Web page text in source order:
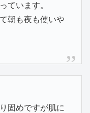
ています。
朝も夜も使いや
固めですが肌に